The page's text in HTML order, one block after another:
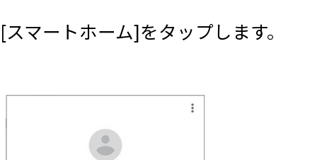
[スマートホーム]をタップします。